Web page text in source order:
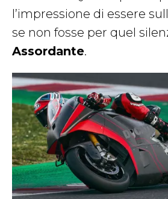
l’impressione di essere
se non fosse per quel
Assordante.